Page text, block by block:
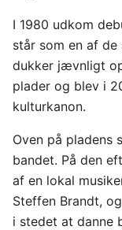
I 1980 udkom
står som en af
dukker jævnligt
plader og blev i
kulturkanon.
Oven på pladens
bandet. På den
af en lokal
Steffen Brandt,
i stedet at danne